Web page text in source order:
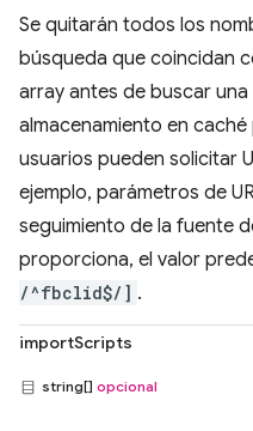
Se quitarán todos los
búsqueda que coincidan
array antes de buscar
almacenamiento en
usuarios pueden solicitar
ejemplo, parámetros de
seguimiento de la fuente
proporciona, el valor
/^fbclid$/] .
importScripts
string[] opcional